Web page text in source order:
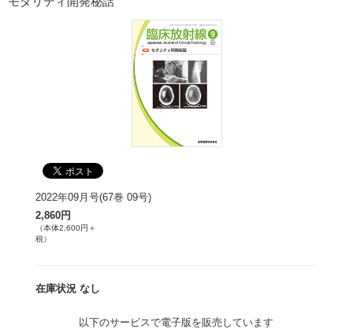
2022年09月号(67巻 09号)
2,860円
（本体2,600円＋
税）
在庫状況 なし
以下のサービスで電子版を販売しています